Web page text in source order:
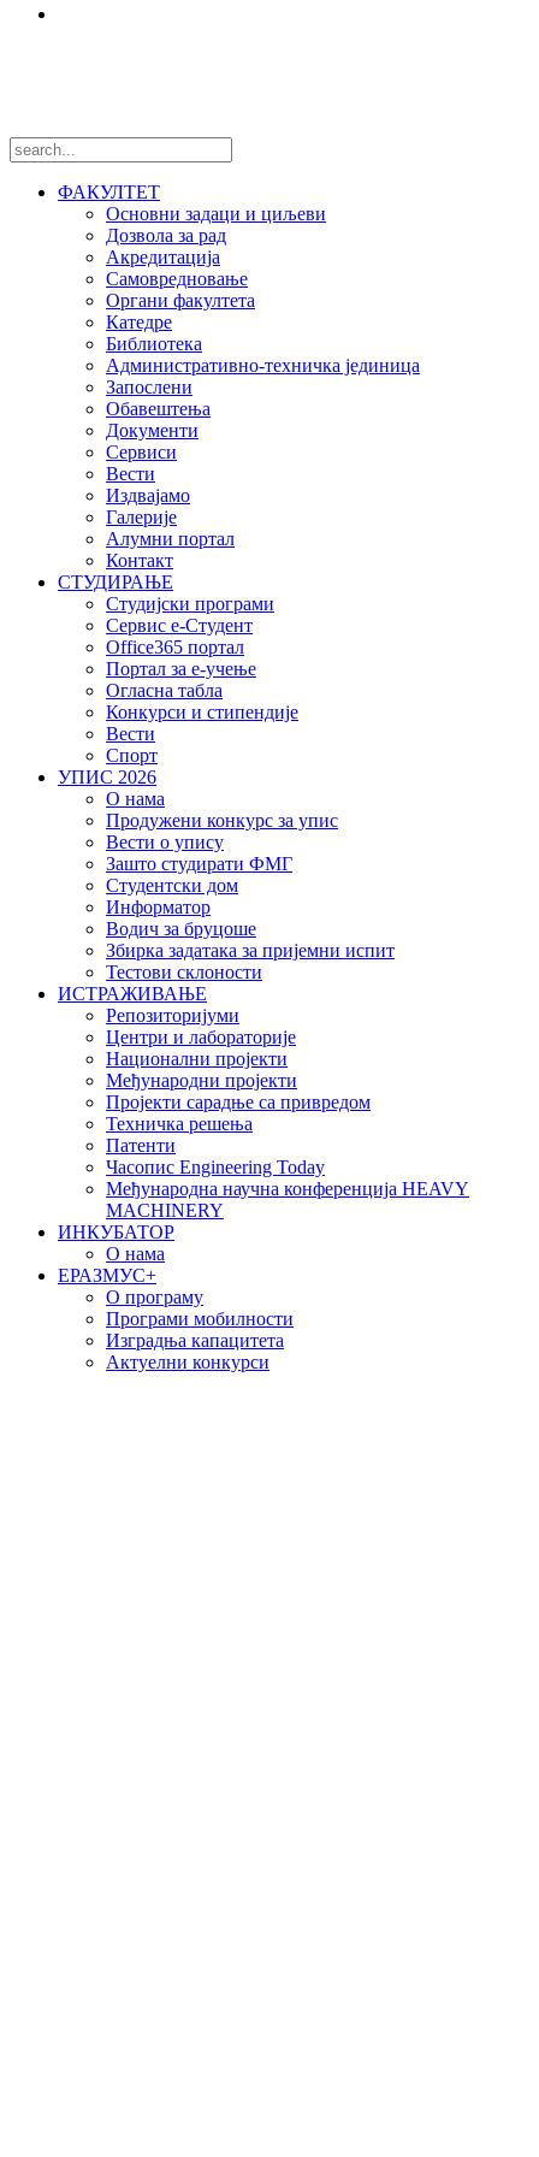
ФАКУЛТЕТ
Основни задаци и циљеви
Дозвола за рад
Акредитација
Самовредновање
Органи факултета
Катедре
Библиотека
Административно-техничка јединица
Запослени
Обавештења
Документи
Сервиси
Вести
Издвајамо
Галерије
Алумни портал
Контакт
СТУДИРАЊЕ
Студијски програми
Сервис е-Студент
Office365 портал
Портал за е-учење
Огласна табла
Конкурси и стипендије
Вести
Спорт
УПИС 2026
О нама
Продужени конкурс за упис
Вести о упису
Зашто студирати ФМГ
Студентски дом
Информатор
Водич за бруцоше
Збиркa задатака за пријемни испит
Тестови склоности
ИСТРАЖИВАЊЕ
Репозиторијуми
Центри и лабораторије
Национални пројекти
Међународни пројекти
Пројекти сарадње са привредом
Техничка решења
Патенти
Часопис Engineering Today
Међународна научна конференција HEAVY
MACHINERY
ИНКУБАТОР
О нама
EРАЗМУС+
О програму
Програми мобилности
Изградња капацитета
Актуелни конкурси